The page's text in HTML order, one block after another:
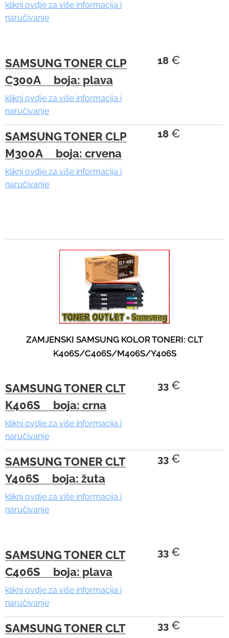
klikni ovdje za više informacija i
naručivanje
SAMSUNG TONER CLP
C300A boja: plava
klikni ovdje za više informacija i
naručivanje
18 €
SAMSUNG TONER CLP
M300A boja: crvena
klikni ovdje za više informacija i
naručivanje
18 €
ZAMJENSKI SAMSUNG KOLOR TONERI: CLT
K406S/C406S/M406S/Y406S
SAMSUNG TONER CLT
K406S boja: crna
klikni ovdje za više informacija i
naručivanje
33 €
SAMSUNG TONER CLT
Y406S boja: žuta
klikni ovdje za više informacija i
naručivanje
33 €
SAMSUNG TONER CLT
C406S boja: plava
klikni ovdje za više informacija i
naručivanje
33 €
SAMSUNG TONER CLT
33 €